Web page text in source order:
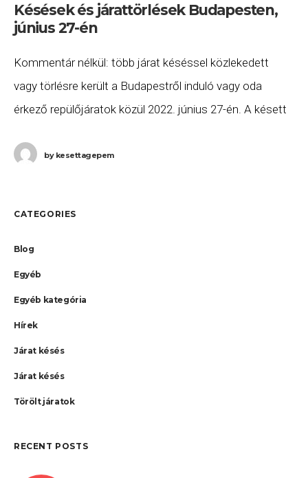
Késések és járattörlések Budapesten,
június 27-én
Kommentár nélkül: több járat késéssel közlekedett
vagy törlésre került a Budapestről induló vagy oda
érkező repülőjáratok közül 2022. június 27-én. A késett
bykesettagepem
CATEGORIES
Blog
Egyéb
Egyéb kategória
Hírek
Járat késés
Járat késés
Törölt járatok
RECENT POSTS